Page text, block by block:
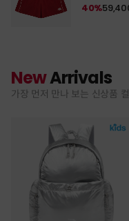
40%
NewArrivals
가장 먼저 만나 보는 신상품